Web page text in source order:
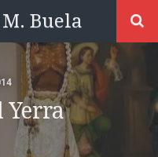
Buela